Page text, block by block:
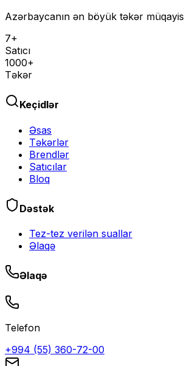
Azərbaycanın ən böyük təkər
7+
Satıcı
1000+
Təkər
Keçidlər
Əsas
Təkərlər
Brendlər
Satıcılar
Bloq
Dəstək
Tez-tez verilən suallar
Əlaqə
Əlaqə
Telefon
+994 (55) 360-72-00